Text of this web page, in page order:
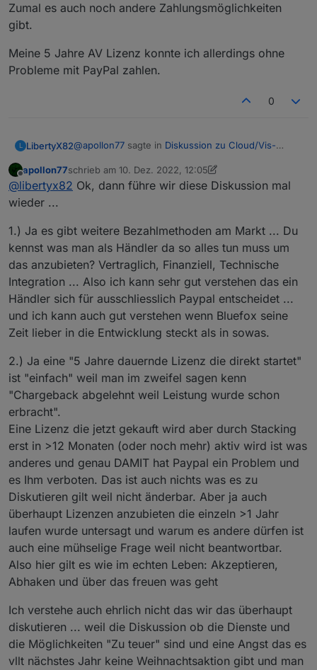
Zumal es auch noch andere Zahlungsmöglichkeiten
gibt.
Meine 5 Jahre AV Lizenz konnte ich allerdings ohne
Probleme mit PayPal zahlen.
0
L LibertyX82@apollon77 sagte in Diskussion zu Cloud/Vis-
Daher darf Bluefox sowas nicht verkaufen.
wird, die sind alledings nicht die einzigen
Zahlungsdienstleister am Mark.
Zumal es auch noch andere Zahlungsmöglichkeiten
Meine 5 Jahre AV Lizenz konnte ich allerdings
ohne Probleme mit PayPal zahlen.
Offline
apollon77schrieb am 10. Dez. 2022, 12:05
zuletzt editiert von apollon7712. Okt. 2022, 13:08
@libertyx82 Ok, dann führe wir diese Diskussion mal
wieder ...
1.) Ja es gibt weitere Bezahlmethoden am Markt ... Du
kennst was man als Händler da so alles tun muss um
das anzubieten? Vertraglich, Finanziell, Technische
Integration ... Also ich kann sehr gut verstehen das ein
Händler sich für ausschliesslich Paypal entscheidet ...
und ich kann auch gut verstehen wenn Bluefox seine
Zeit lieber in die Entwicklung steckt als in sowas.
2.) Ja eine "5 Jahre dauernde Lizenz die direkt startet"
ist "einfach" weil man im zweifel sagen kenn
"Chargeback abgelehnt weil Leistung wurde schon
erbracht".
Eine Lizenz die jetzt gekauft wird aber durch Stacking
erst in >12 Monaten (oder noch mehr) aktiv wird ist was
anderes und genau DAMIT hat Paypal ein Problem und
es Ihm verboten. Das ist auch nichts was es zu
Diskutieren gilt weil nicht änderbar. Aber ja auch
überhaupt Lizenzen anzubieten die einzeln >1 Jahr
laufen wurde untersagt und warum es andere dürfen ist
auch eine mühselige Frage weil nicht beantwortbar.
Also hier gilt es wie im echten Leben: Akzeptieren,
Abhaken und über das freuen was geht
Ich verstehe auch ehrlich nicht das wir das überhaupt
diskutieren ... weil die Diskussion ob die Dienste und
die Möglichkeiten "Zu teuer" sind und eine Angst das es
vllt nächstes Jahr keine Weihnachtsaktion gibt und man